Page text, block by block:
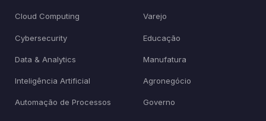
Cloud Computing
Cybersecurity
Data & Analytics
Inteligência Artificial
Automação de Processos
Varejo
Educação
Manufatura
Agronegócio
Governo